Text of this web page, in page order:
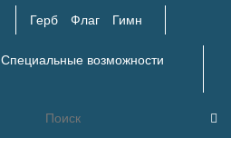
Герб Флаг Гимн
Специальные возможности